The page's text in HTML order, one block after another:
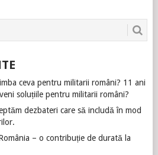
ceva pentru militarii români? 11 ani
soluțiile pentru militarii români?
dezbateri care să includă în mod
– o contribuție de durată la